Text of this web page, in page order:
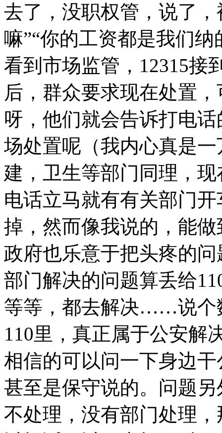
去了，没职权管，说了
嘛”“你的工资都是我们
看到市场监管，12315接
后，群众要求现在处置
呀，他们就会告诉打电
场处置呢（我内心真是
建，卫生等部门同理，
电话立马就有有关部门
掉，然而像我说的，能
政府也乐意于把头疼的
部门解决的问题算丢给
等等，都去解决……说个
110里，真正属于公安解
相信的可以问一下身边
甚至是保守说的。问题
不处理，没有部门处理